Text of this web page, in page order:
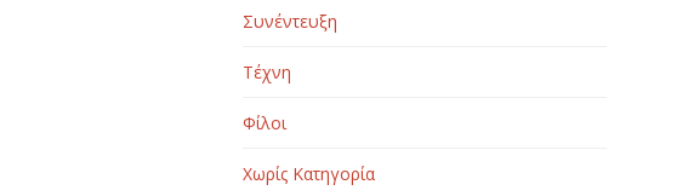
Συνέντευξη
Τέχνη
Φίλοι
Χωρίς Κατηγορία